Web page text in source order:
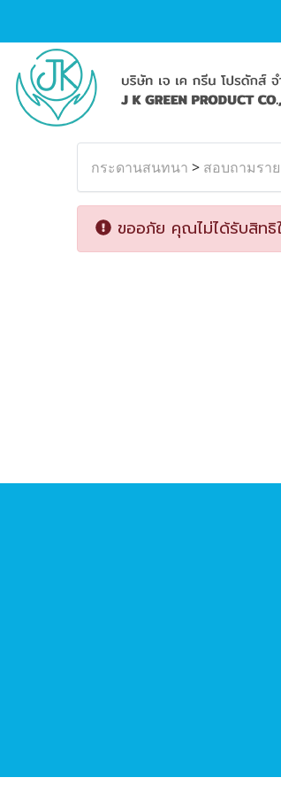
กระดานสนทนา > สอบถามราย
ขออภัย คุณไม่ได้รับสิทธิ